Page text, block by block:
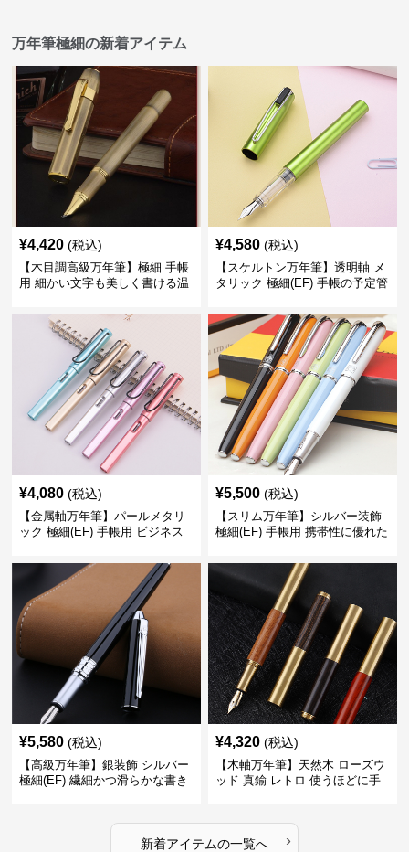
万年筆極細の新着アイテム
¥4,420 (税込)
【木目調高級万年筆】極細 手帳
用 細かい文字も美しく書ける温
¥4,580 (税込)
【スケルトン万年筆】透明軸 メ
タリック 極細(EF) 手帳の予定管
デザイン
¥4,080 (税込)
【金属軸万年筆】パールメタリ
ック 極細(EF) 手帳用 ビジネス
る
¥5,500 (税込)
【スリム万年筆】シルバー装飾
極細(EF) 手帳用 携帯性に優れた
ートに筆記
¥5,580 (税込)
【高級万年筆】銀装飾 シルバー
極細(EF) 繊細かつ滑らかな書き
¥4,320 (税込)
【木軸万年筆】天然木 ローズウ
ッド 真鍮 レトロ 使うほどに手
新着アイテムの一覧へ ›